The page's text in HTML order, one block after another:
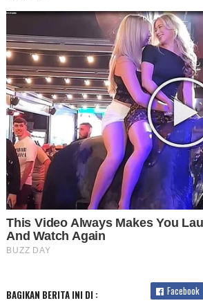
BAGIKAN BERITA INI DI : Facebook